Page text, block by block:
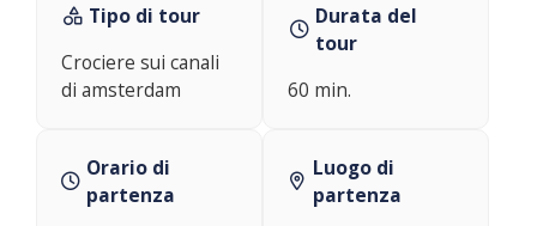
Tipo di tour
Crociere sui canali
di amsterdam
Durata del
tour
60 min.
Orario di
partenza
Luogo di
partenza